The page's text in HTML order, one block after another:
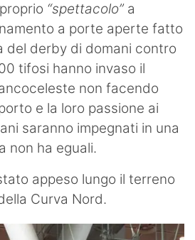
“spettacolo”a
a porte aperte fatto
del derby di domani contro
tifosi hanno invaso il
non facendo
e la loro passione ai
saranno impegnati in una
non ha eguali.
appeso lungo il terreno
Curva Nord.